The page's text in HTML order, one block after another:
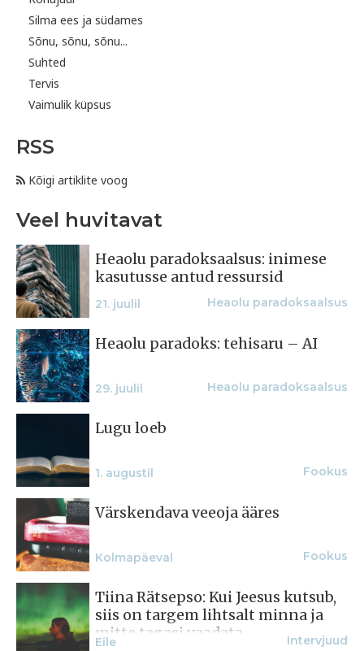
Silma ees ja südames
Sõnu, sõnu, sõnu...
Suhted
Tervis
Vaimulik küpsus
RSS
Kõigi artiklite voog
Veel huvitavat
Heaolu paradoksaalsus: inimese
kasutusse antud ressursid
21. juulil Heaolu paradoksaalsus
Heaolu paradoks: tehisaru – AI
29. juulil Heaolu paradoksaalsus
Lugu loeb
1. augustil Fookus
Värskendava veeoja ääres
Kolmapäeval Fookus
Tiina Rätsepso: Kui Jeesus kutsub,
siis on targem lihtsalt minna ja
mitte tagasi vaadata
Eile Intervjuud